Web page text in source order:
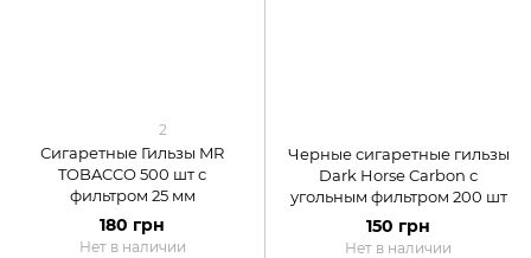
2
Сигаретные Гильзы MR
TOBACCO 500 шт с
фильтром 25 мм
180 грн
Нет в наличии
Черные сигаретные гильзы
Dark Horse Carbon с
угольным фильтром 200 шт
150 грн
Нет в наличии